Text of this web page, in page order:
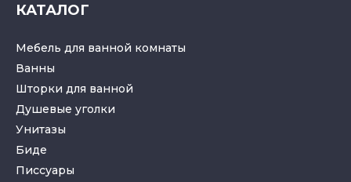
КАТАЛОГ
Мебель для ванной комнаты
Ванны
Шторки для ванной
Душевые уголки
Унитазы
Биде
Писсуары